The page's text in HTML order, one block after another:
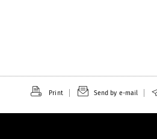
Print Send by e-mail